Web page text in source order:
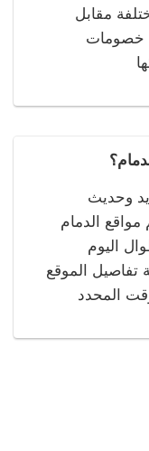
مقابل
خصومات
وحديث
الدمام
اليوم
تفاصيل الموقع
المحدد